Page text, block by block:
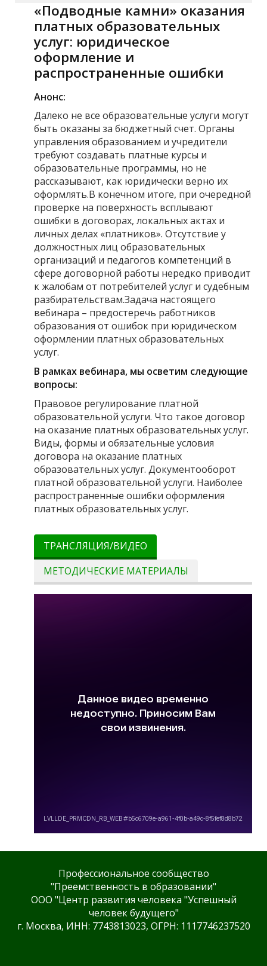
«Подводные камни» оказания
платных образовательных
услуг: юридическое
оформление и
распространенные ошибки
Анонс:
Далеко не все образовательные услуги могут
быть оказаны за бюджетный счет. Органы
управления образованием и учредители
требуют создавать платные курсы и
образовательные программы, но не
рассказывают, как юридически верно их
оформлять.В конечном итоге, при очередной
проверке на поверхность всплывают
ошибки в договорах, локальных актах и
личных делах «платников». Отсутствие у
должностных лиц образовательных
организаций и педагогов компетенций в
сфере договорной работы нередко приводит
к жалобам от потребителей услуг и судебным
разбирательствам.Задача настоящего
вебинара – предостеречь работников
образования от ошибок при юридическом
оформлении платных образовательных
услуг.
В рамках вебинара, мы осветим следующие
вопросы:
Правовое регулирование платной
образовательной услуги. Что такое договор
на оказание платных образовательных услуг.
Виды, формы и обязательные условия
договора на оказание платных
образовательных услуг. Документооборот
платной образовательной услуги. Наиболее
распространенные ошибки оформления
платных образовательных услуг.
ТРАНСЛЯЦИЯ/ВИДЕО
МЕТОДИЧЕСКИЕ МАТЕРИАЛЫ
Профессиональное сообщество
"Преемственность в образовании"
ООО "Центр развития человека "Успешный
человек будущего"
г. Москва, ИНН: 7743813023, ОГРН: 1117746237520